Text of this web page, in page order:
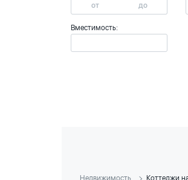
Вместимость:
Недвижимость Коттеджи